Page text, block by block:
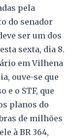
pela
do senador
ser um dos
sexta, dia 8.
em Vilhena
ouve-se que
e o STF, que
planos do
de milhões
à BR 364,